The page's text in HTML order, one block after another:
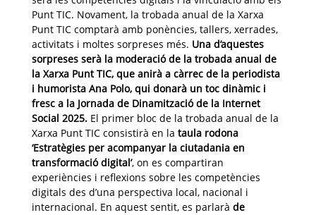
Punt TIC. Novament, la trobada anual de la Xarxa
Punt TIC comptarà amb ponències, tallers, xerrades,
activitats i moltes sorpreses més. Una d’aquestes
sorpreses serà la moderació de la trobada anual de
la Xarxa Punt TIC, que anirà a càrrec de la periodista
i humorista Ana Polo, qui donarà un toc dinàmic i
fresc a la Jornada de Dinamització de la Internet
Social 2025. El primer bloc de la trobada anual de la
Xarxa Punt TIC consistirà en la taula rodona
‘Estratègies per acompanyar la ciutadania en
transformació digital’, on es compartiran
experiències i reflexions sobre les competències
digitals des d’una perspectiva local, nacional i
internacional. En aquest sentit, es parlarà de